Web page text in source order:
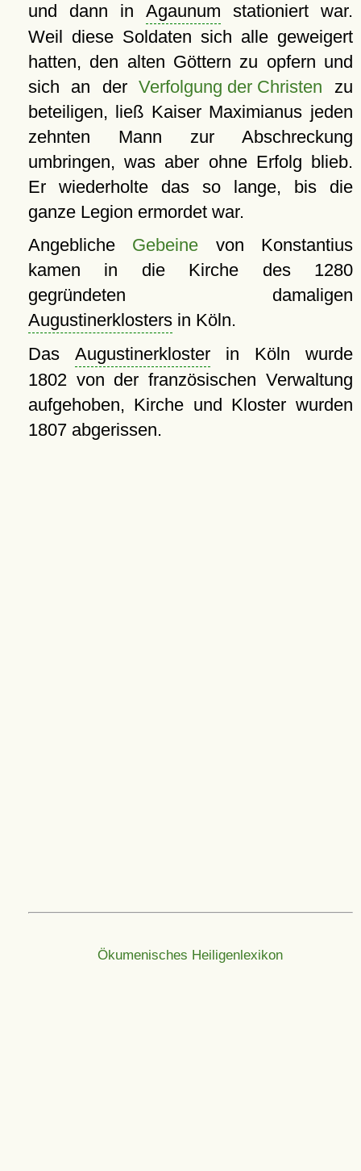
und dann in Agaunum stationiert war.
Weil diese Soldaten sich alle geweigert
hatten, den alten Göttern zu opfern und
sich an derVerfolgung der Christen zu
beteiligen, ließ Kaiser Maximianus jeden
zehnten Mann zur Abschreckung
umbringen, was aber ohne Erfolg blieb.
Er wiederholte das so lange, bis die
ganze Legion ermordet war.
Angebliche Gebeine von Konstantius
kamen in die Kirche des 1280
gegründeten damaligen
Augustinerklostersin Köln.
Das Augustinerklosterin Köln wurde
1802 von der französischen Verwaltung
aufgehoben, Kirche und Kloster wurden
1807 abgerissen.
Ökumenisches Heiligenlexikon